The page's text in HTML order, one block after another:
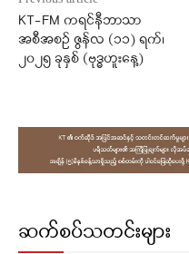
KT-FM ကရင်နီဘာသာ
အစီအစဉ် ဇွန်လ (၁၁) ရက်၊
၂၀၂၅ ခုနှစ် (ဗုဒ္ဓဟူးနေ့)
ဆက်စပ်သတင်းများ